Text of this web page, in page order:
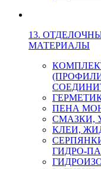
13.
МАТЕРИАЛЫ
ПЕНА
СМАЗКИ,
КЛЕИ,
ГИДРО-